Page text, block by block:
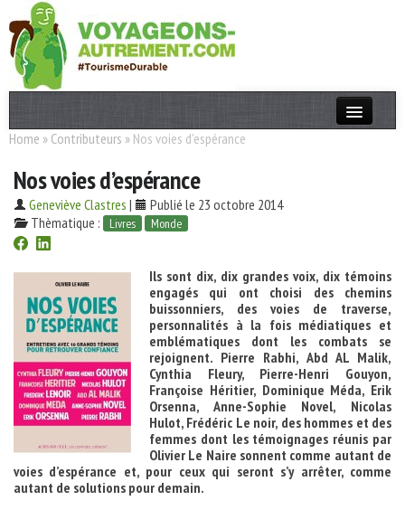
Actualités
T. Responsable
Destinations
Acteurs
Thèmes
OK
Home » Contributeurs » Nos voies d'espérance
Nos voies d’espérance
Geneviève Clastres |
Publié le 23 octobre 2014
Thèmatique :
Livres Monde
Ils sont dix, dix grandes voix, dix témoins
engagés qui ont choisi des chemins
buissonniers, des voies de traverse,
personnalités à la fois médiatiques et
emblématiques dont les combats se
rejoignent. Pierre Rabhi, Abd AL Malik,
Cynthia Fleury, Pierre-Henri Gouyon,
Françoise Héritier, Dominique Méda, Erik
Orsenna, Anne-Sophie Novel, Nicolas
Hulot, Frédéric Le noir, des hommes et des
femmes dont les témoignages réunis par
Olivier Le Naire sonnent comme autant de
voies d’espérance et, pour ceux qui seront s’y arrêter, comme
autant de solutions pour demain.